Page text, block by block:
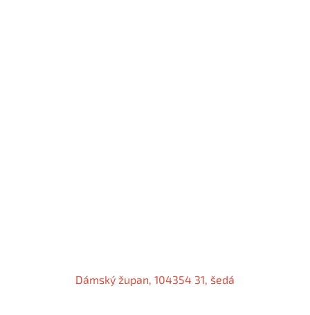
Dámský župan, 104354 31, šedá